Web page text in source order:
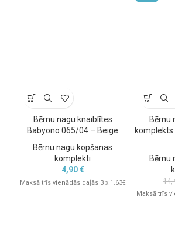
Pirms katras lietošanas reizes pārbaudiet
pamanāmas bojājumu vai nolietojuma
nelietojiet. Pirms pirmās lietošanas aplejiet
ūdeni (nevāriet) un rūpīgi nosusiniet.
nepieejamā vietā.
Bērnu nagu knaiblītes
Babyono 065/04 – Beige
Bērnu nagu kopšanas
komplekti
4,90€
Maksā trīs vienādās daļās 3 x 1.63€
Bērnu
Bērnu
Maksā trīs